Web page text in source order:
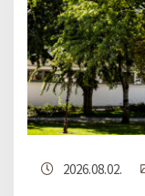
2026.08.02.